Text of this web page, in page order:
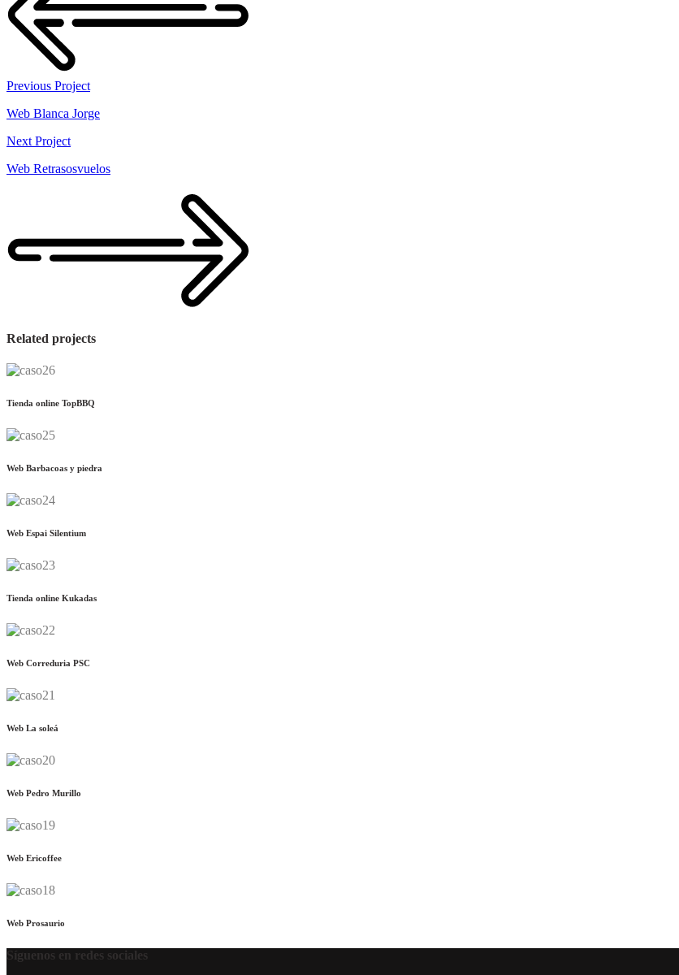
Previous Project
Web Blanca Jorge
Next Project
Web Retrasosvuelos
Related projects
Tienda online TopBBQ
Web Barbacoas y piedra
Web Espai Silentium
Tienda online Kukadas
Web Correduria PSC
Web La soleá
Web Pedro Murillo
Web Ericoffee
Web Prosaurio
Síguenos en redes sociales